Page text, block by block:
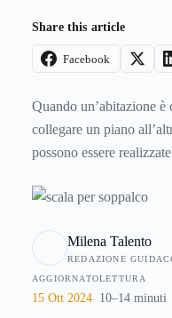
Share this article
Facebook
Quando un’abitazione
collegare un piano
possono essere
assumere diverse forme,
motivazioni legate allo
ma porta anche
nell'arredo e nella
Milena Talento
REDAZIONE
AGGIORNATO
15 Ott 2024
LETTURA
10–14 minuti